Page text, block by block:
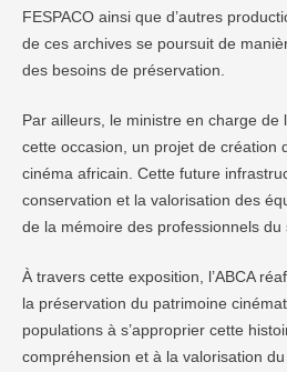
FESPACO ainsi que d’autres
de ces archives se poursuit de
des besoins de préservation.
Par ailleurs, le ministre en charge de
cette occasion, un projet de création
cinéma africain. Cette future
conservation et la valorisation des
de la mémoire des professionnels du
À travers cette exposition, l’ABCA
la préservation du patrimoine
populations à s’approprier cette
compréhension et à la valorisation